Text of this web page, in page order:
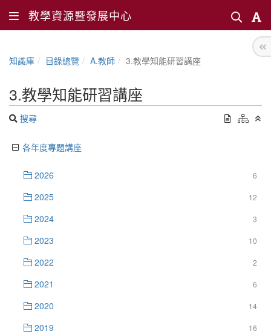
教學資源暨發展中心
知識庫 目錄總覽 A.教師 3.教學知能研習講座
3.教學知能研習講座
搜尋
各年度專題講座
6
2026
12
2025
3
2024
10
2023
2
2022
6
2021
14
2020
16
2019